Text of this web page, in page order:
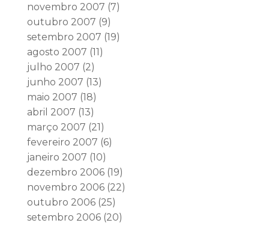
novembro 2007 (7)
outubro 2007 (9)
setembro 2007 (19)
agosto 2007 (11)
julho 2007 (2)
junho 2007 (13)
maio 2007 (18)
abril 2007 (13)
março 2007 (21)
fevereiro 2007 (6)
janeiro 2007 (10)
dezembro 2006(19)
novembro 2006(22)
outubro 2006(25)
setembro 2006(20)